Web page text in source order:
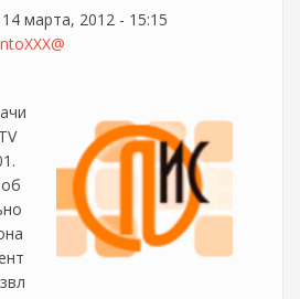
марта, 2012 - 15:15